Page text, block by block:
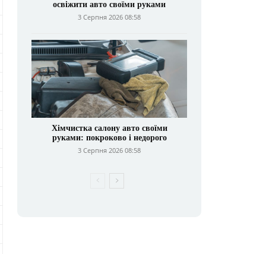
освіжити авто своїми руками
3 Серпня 2026 08:58
Хімчистка салону авто своїми
руками: покроково і недорого
3 Серпня 2026 08:58